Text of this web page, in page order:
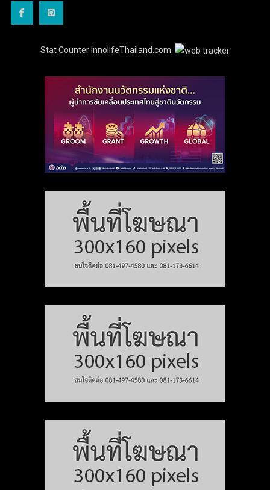
Stat Counter InnolifeThailand.com: